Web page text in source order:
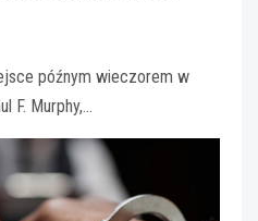
późnym wieczorem w
F. Murphy,…